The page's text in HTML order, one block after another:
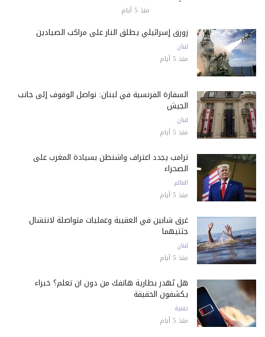
منذ 5 أيام
زورق إسرائيلي يطلق النار على مراكب الصيادين
لبنان
منذ 5 أيام
السفارة الفرنسية في لبنان: نواصل الوقوف إلى جانب
الجيش
لبنان
منذ 5 أيام
ترامب يجدد اعتراف واشنطن بسيادة المغرب على
الصحراء
العالم
منذ 5 أيام
غرق شابين في العقيبة وعمليات متواصلة لانتشال
جثتيهما
لبنان
منذ 5 أيام
هل تُهدر بطارية هاتفك من دون أن تعلم؟ خبراء
يكشفون الحقيقة
تقنية
منذ 5 أيام